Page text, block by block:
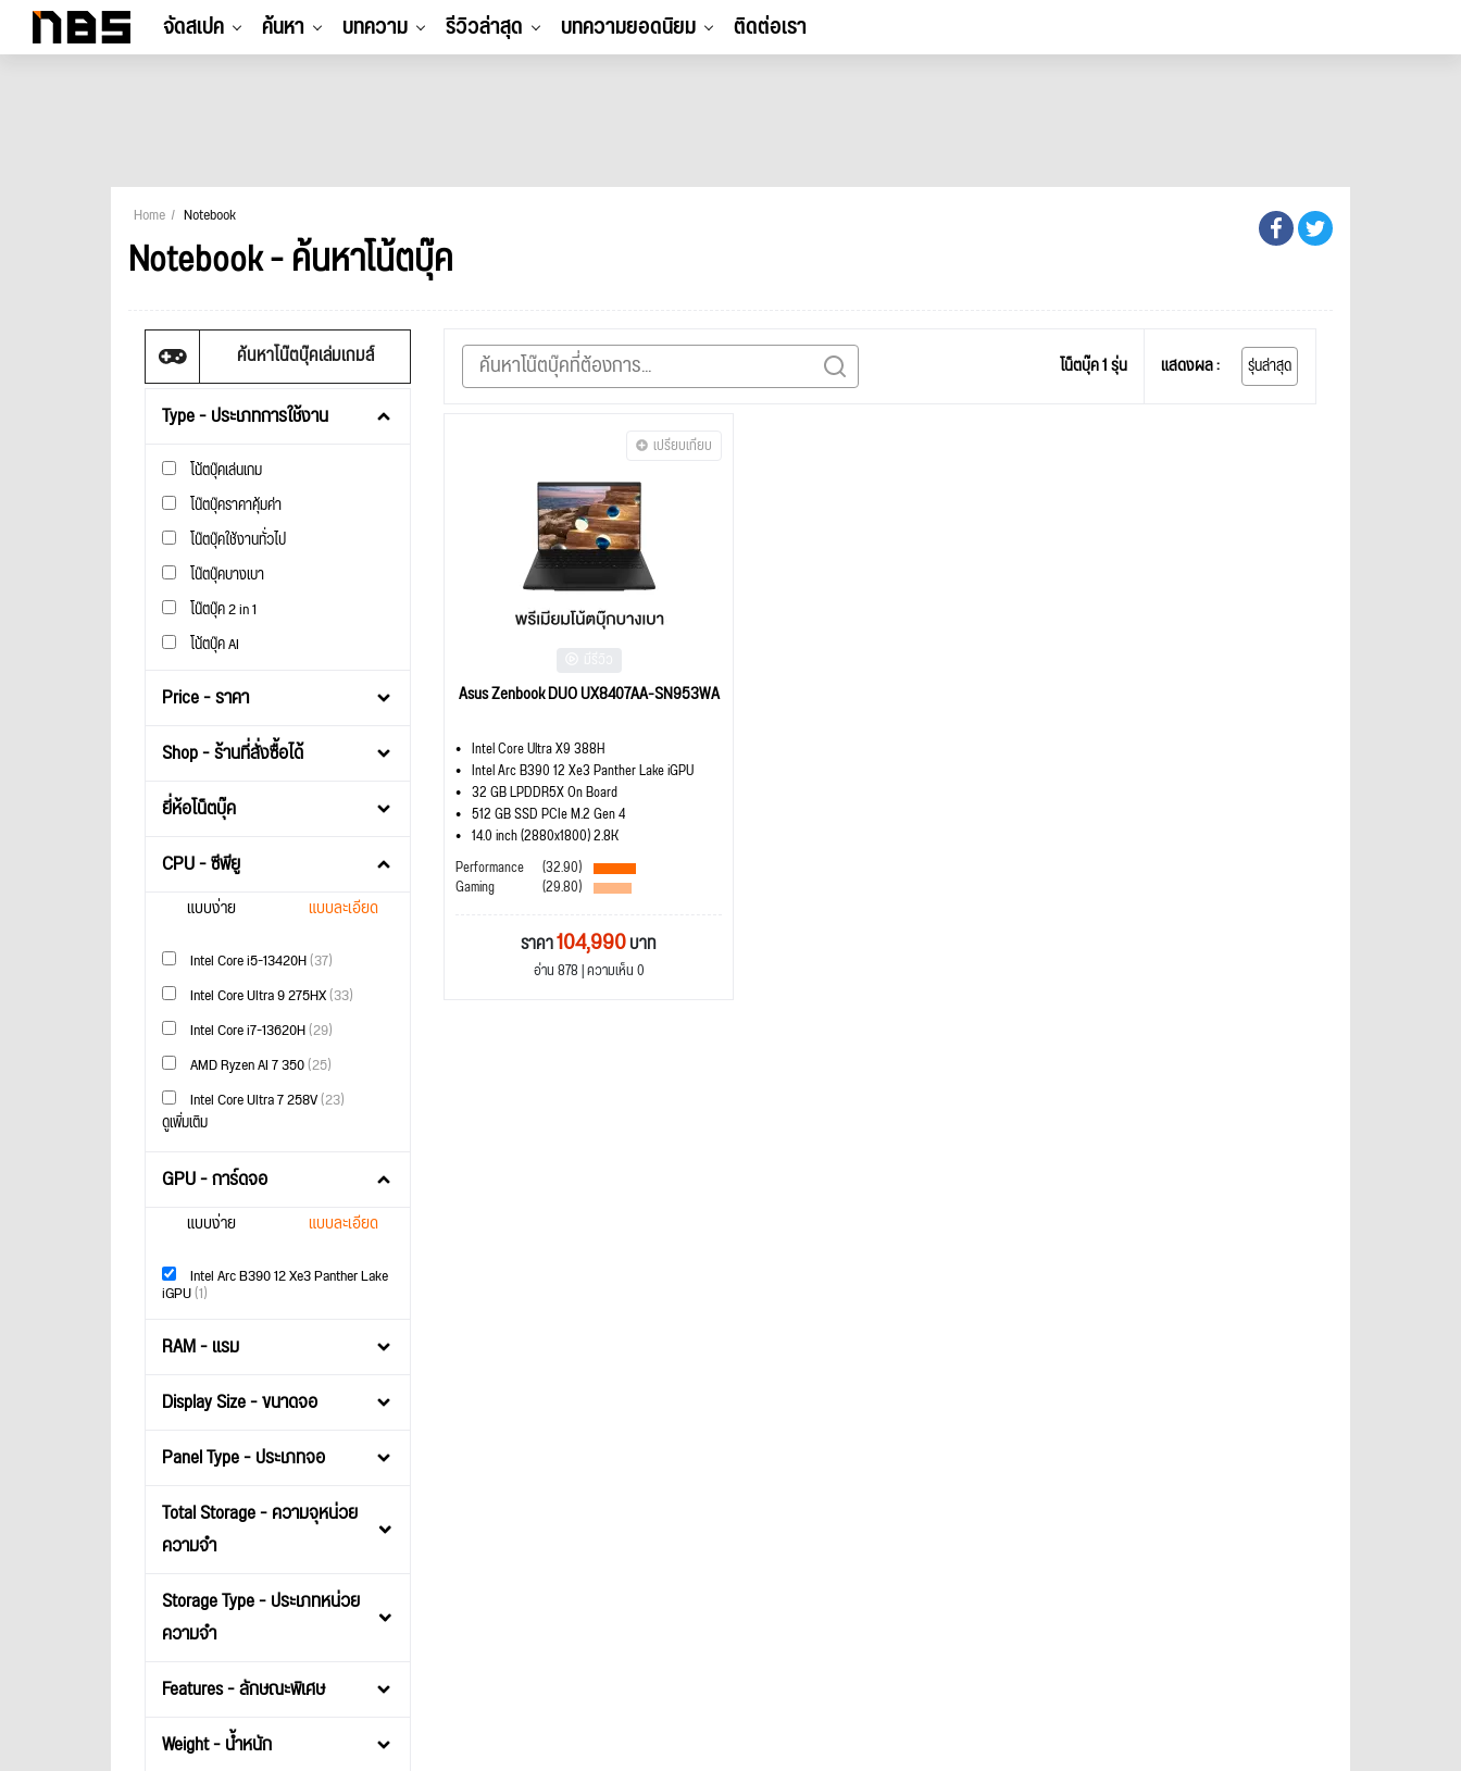
จัดสเปค ค้นหา บทความ รีวิวล่าสุด บทความยอดนิยม ติดต่อเรา
Home Notebook
Notebook - ค้นหาโน้ตบุ๊ค
ค้นหาโน๊ตบุ๊คเล่มเกมส์
Type - ประเภทการใช้งาน
โน้ตบุ๊คเล่นเกม
โน๊ตบุ๊คราคาคุ้มค่า
โน๊ตบุ๊คใช้งานทั่วไป
โน๊ตบุ๊คบางเบา
โน๊ตบุ๊ค 2 in 1
โน้ตบุ๊ค AI
Price - ราคา
Shop - ร้านที่สั่งซื้อได้
ยี่ห้อโน็ตบุ๊ค
CPU - ซีพียู
แบบง่าย แบบละเอียด
Intel Core i5-13420H(37)
Intel Core Ultra 9 275HX(33)
Intel Core i7-13620H(29)
AMD Ryzen AI 7 350(25)
Intel Core Ultra 7 258V(23)
ดูเพิ่มเติม
GPU - การ์ดจอ
แบบง่าย แบบละเอียด
Intel Arc B390 12 Xe3 Panther Lake
iGPU(1)
RAM - แรม
Display Size - ขนาดจอ
Panel Type - ประเภทจอ
Total Storage - ความจุหน่วย
ความจำ
Storage Type - ประเภทหน่วย
ความจำ
Features - ลักษณะพิเศษ
Weight - น้ำหนัก
โน็ตบุ๊ค 1 รุ่น แสดงผล : รุ่นล่าสุด
เปรียบเทียบ
Asus Zenbook DUO UX8407AA-SN953WA
Intel Core Ultra X9 388H
Intel Arc B390 12 Xe3 Panther Lake iGPU
32 GB LPDDR5X On Board
512 GB SSD PCIe M.2 Gen 4
14.0 inch (2880x1800) 2.8K
Performance
(32.90)
Gaming (29.80)
ราคา104,990บาท
อ่าน 878 | ความเห็น 0